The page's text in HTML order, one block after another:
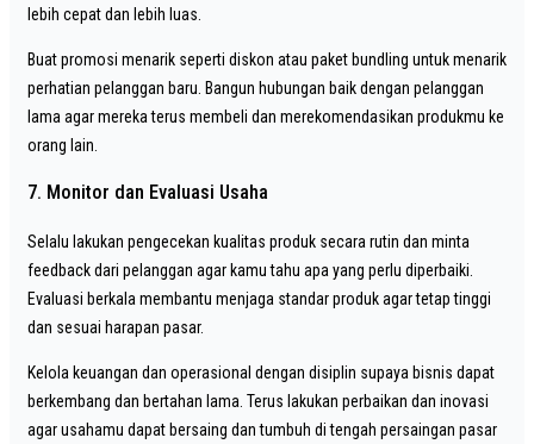
lebih cepat dan lebih luas.
Buat promosi menarik seperti diskon atau paket bundling untuk menarik
perhatian pelanggan baru. Bangun hubungan baik dengan pelanggan
lama agar mereka terus membeli dan merekomendasikan produkmu ke
orang lain.
7. Monitor dan Evaluasi Usaha
Selalu lakukan pengecekan kualitas produk secara rutin dan minta
feedback dari pelanggan agar kamu tahu apa yang perlu diperbaiki.
Evaluasi berkala membantu menjaga standar produk agar tetap tinggi
dan sesuai harapan pasar.
Kelola keuangan dan operasional dengan disiplin supaya bisnis dapat
berkembang dan bertahan lama. Terus lakukan perbaikan dan inovasi
agar usahamu dapat bersaing dan tumbuh di tengah persaingan pasar